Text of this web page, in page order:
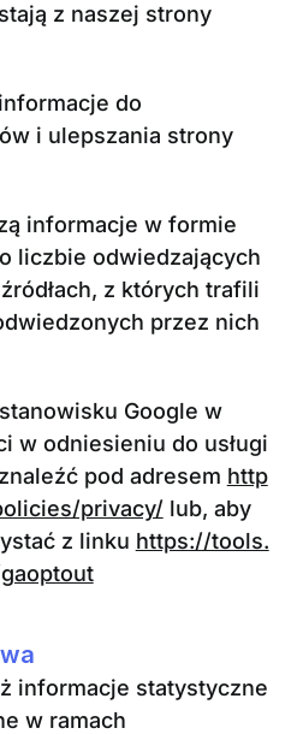
z naszej strony
do
i ulepszania strony
informacje w formie
liczbie odwiedzających
z których trafili
przez nich
Google w
w odniesieniu do usługi
pod adresem http
privacy/lub, aby
z linku https://tools.
informacje statystyczne
w ramach